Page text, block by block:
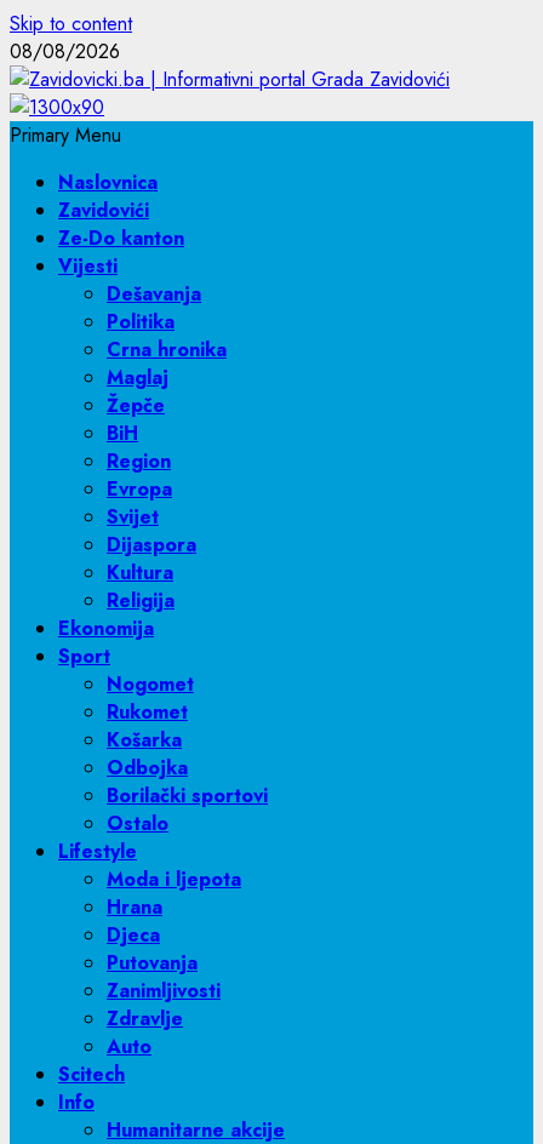
Skip to content
08/08/2026
Primary Menu
Naslovnica
Zavidovići
Ze-Do kanton
Vijesti
Dešavanja
Politika
Crna hronika
Maglaj
Žepče
BiH
Region
Evropa
Svijet
Dijaspora
Kultura
Religija
Ekonomija
Sport
Nogomet
Rukomet
Košarka
Odbojka
Borilački sportovi
Ostalo
Lifestyle
Moda i ljepota
Hrana
Djeca
Putovanja
Zanimljivosti
Zdravlje
Auto
Scitech
Info
Humanitarne akcije